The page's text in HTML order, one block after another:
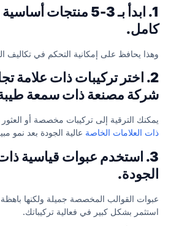
1. ابدأ بـ 3-5 منتجات
كامل.
وهذا يحافظ على إمكانية التحكم في تكاليف
2. اختر تركيبات ذات علامة
شركة مصنعة ذات سمعة
يمكنك الترقية إلى تركيبات مخصصة أو
ذات العلامات الخاصة عالية الجودة بعد نمو
3. استخدم عبوات قياسية
الجودة.
عبوات القوالب المخصصة جميلة ولكنها
استثمر بشكل كبير في فعالية تركيباتك.